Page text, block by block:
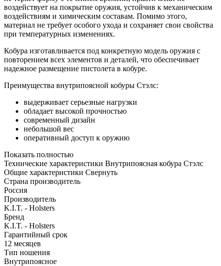
воздействует на покрытие оружия, устойчив к механическим
воздействиям и химическим составам. Помимо этого,
материал не требует особого ухода и сохраняет свои свойства
при температурных изменениях.
Кобура изготавливается под конкретную модель оружия с
повторением всех элементов и деталей, что обеспечивает
надежное размещение пистолета в кобуре.
Преимущества внутрипоясной кобуры Стэлс:
выдерживает серьезные нагрузки
обладает высокой прочностью
современный дизайн
небольшой вес
оперативный доступ к оружию
Показать полностью
Технические характеристики Внутрипоясная кобура Стэлс
Общие характеристики Свернуть
Страна производитель
Россия
Производитель
K.I.T. - Holsters
Бренд
K.I.T. - Holsters
Гарантийный срок
12 месяцев
Тип ношения
Внутрипоясное